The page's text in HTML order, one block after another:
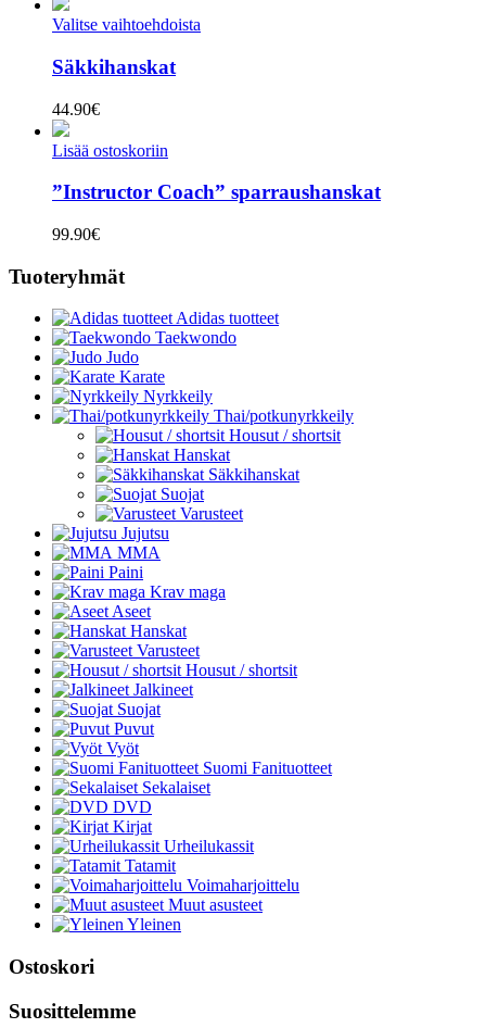
Valitse vaihtoehdoista
Säkkihanskat
44.90€
Lisää ostoskoriin
”Instructor Coach” sparraushanskat
99.90€
Tuoteryhmät
Adidas tuotteet
Taekwondo
Judo
Karate
Nyrkkeily
Thai/potkunyrkkeily
Housut / shortsit
Hanskat
Säkkihanskat
Suojat
Varusteet
Jujutsu
MMA
Paini
Krav maga
Aseet
Hanskat
Varusteet
Housut / shortsit
Jalkineet
Suojat
Puvut
Vyöt
Suomi Fanituotteet
Sekalaiset
DVD
Kirjat
Urheilukassit
Tatamit
Voimaharjoittelu
Muut asusteet
Yleinen
Ostoskori
Suosittelemme